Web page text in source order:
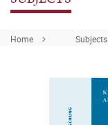
Home Subjects